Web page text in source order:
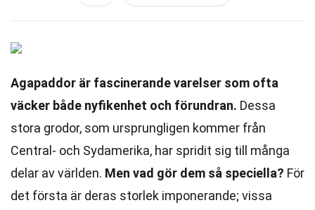
Agapaddor är fascinerande varelser som ofta
väcker både nyfikenhet och förundran. Dessa
stora grodor, som ursprungligen kommer från
Central- och Sydamerika, har spridit sig till många
delar av världen. Men vad gör dem så speciella? För
det första är deras storlek imponerande; vissa